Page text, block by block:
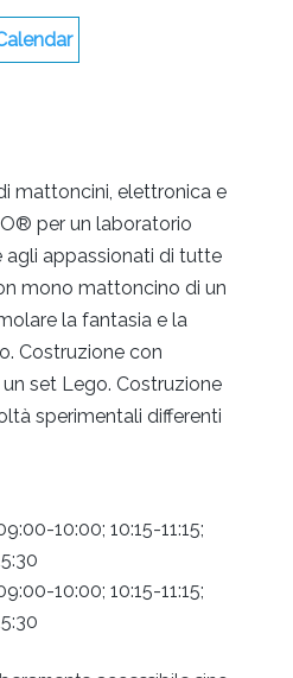
mattoncini, elettronica e
per un laboratorio
agli appassionati di tutte
mono mattoncino di un
la fantasia e la
Costruzione con
set Lego. Costruzione
sperimentali differenti
10:00; 10:15-11:15;
10:00; 10:15-11:15;